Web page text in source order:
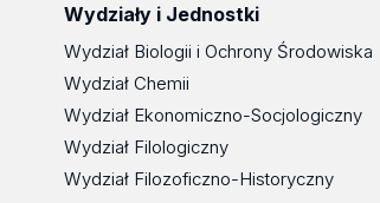
Wydziały i Jednostki
Wydział Biologii i Ochrony Środowiska
Wydział Chemii
Wydział Ekonomiczno-Socjologiczny
Wydział Filologiczny
Wydział Filozoficzno-Historyczny